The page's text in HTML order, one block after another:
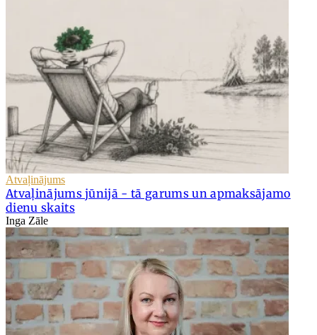
Atvaļinājums
Atvaļinājums jūnijā - tā garums un apmaksājamo
dienu skaits
Inga Zāle